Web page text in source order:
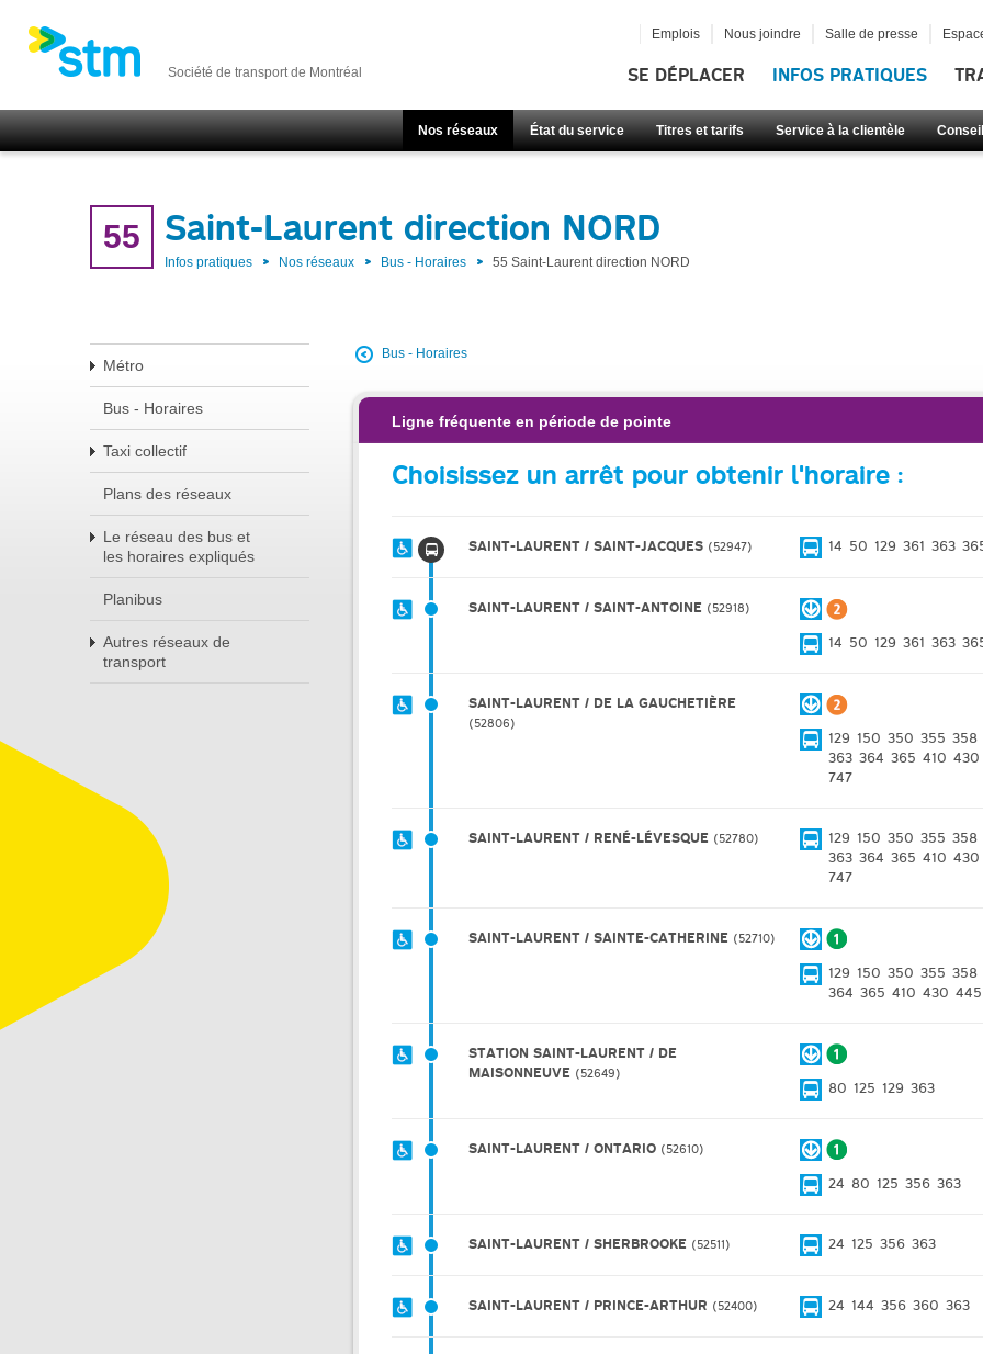
Société de transport de Montréal SE DÉPLACER INFOS PRATIQUES
Nos réseaux État du service Titres et tarifs Service à la clientèle
Emplois Nous joindre Salle de presse
55 Saint-Laurent direction NORD
Infos pratiques Nos réseaux Bus - Horaires 55 Saint-Laurent direction NORD
Métro
Bus - Horaires
Taxi collectif
Plans des réseaux
Le réseau des bus et
les horaires expliqués
Planibus
Autres réseaux de
transport
Bus - Horaires
Ligne fréquente en période de pointe
Choisissez un arrêt pour obtenir l'horaire :
SAINT-LAURENT / SAINT-JACQUES 52947 14 50 129 361 363
SAINT-LAURENT / SAINT-ANTOINE 52918
14 50 129 361 363
SAINT-LAURENT / DE LA GAUCHETIÈRE
52806
129 150 350 355 358
363 364 365 410 430
747
SAINT-LAURENT / RENÉ-LÉVESQUE 52780 129 150 350 355 358
363 364 365 410 430
747
SAINT-LAURENT / SAINTE-CATHERINE 52710
129 150 350 355 358
364 365 410 430 445
STATION SAINT-LAURENT / DE
MAISONNEUVE
52649
80 125 129 363
SAINT-LAURENT / ONTARIO 52610
24 80 125 356 363
SAINT-LAURENT / SHERBROOKE 52511 24 125 356 363
SAINT-LAURENT / PRINCE-ARTHUR 52400 24 144 356 360 363